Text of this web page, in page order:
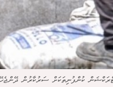
ކުންފުނިތަކަށް ސަރުކާރުން